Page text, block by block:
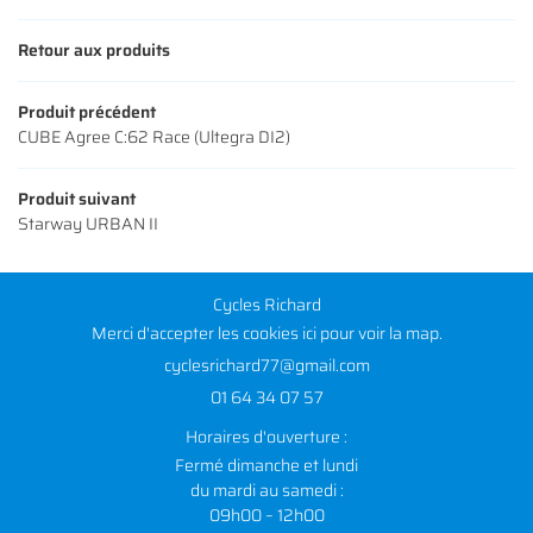
Retour aux produits
Produit précédent
CUBE Agree C:62 Race (Ultegra DI2)
Produit suivant
Starway URBAN II
Cycles Richard
Merci d'accepter les cookiesicipour voir la map.
01 64 34 07 57
Horaires d'ouverture :
Fermé dimanche et lundi
du mardi au samedi :
09h00 – 12h00